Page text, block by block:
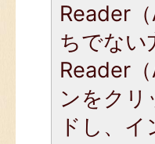
Reader
ちでない
Reader
ンをク
ドし、